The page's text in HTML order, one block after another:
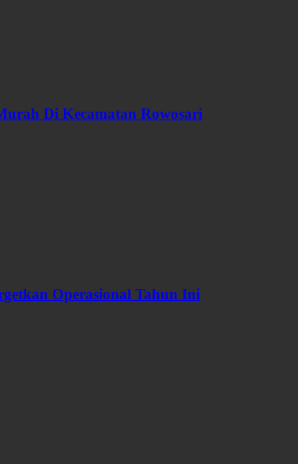
Di Kecamatan Rowosari
Operasional Tahun Ini